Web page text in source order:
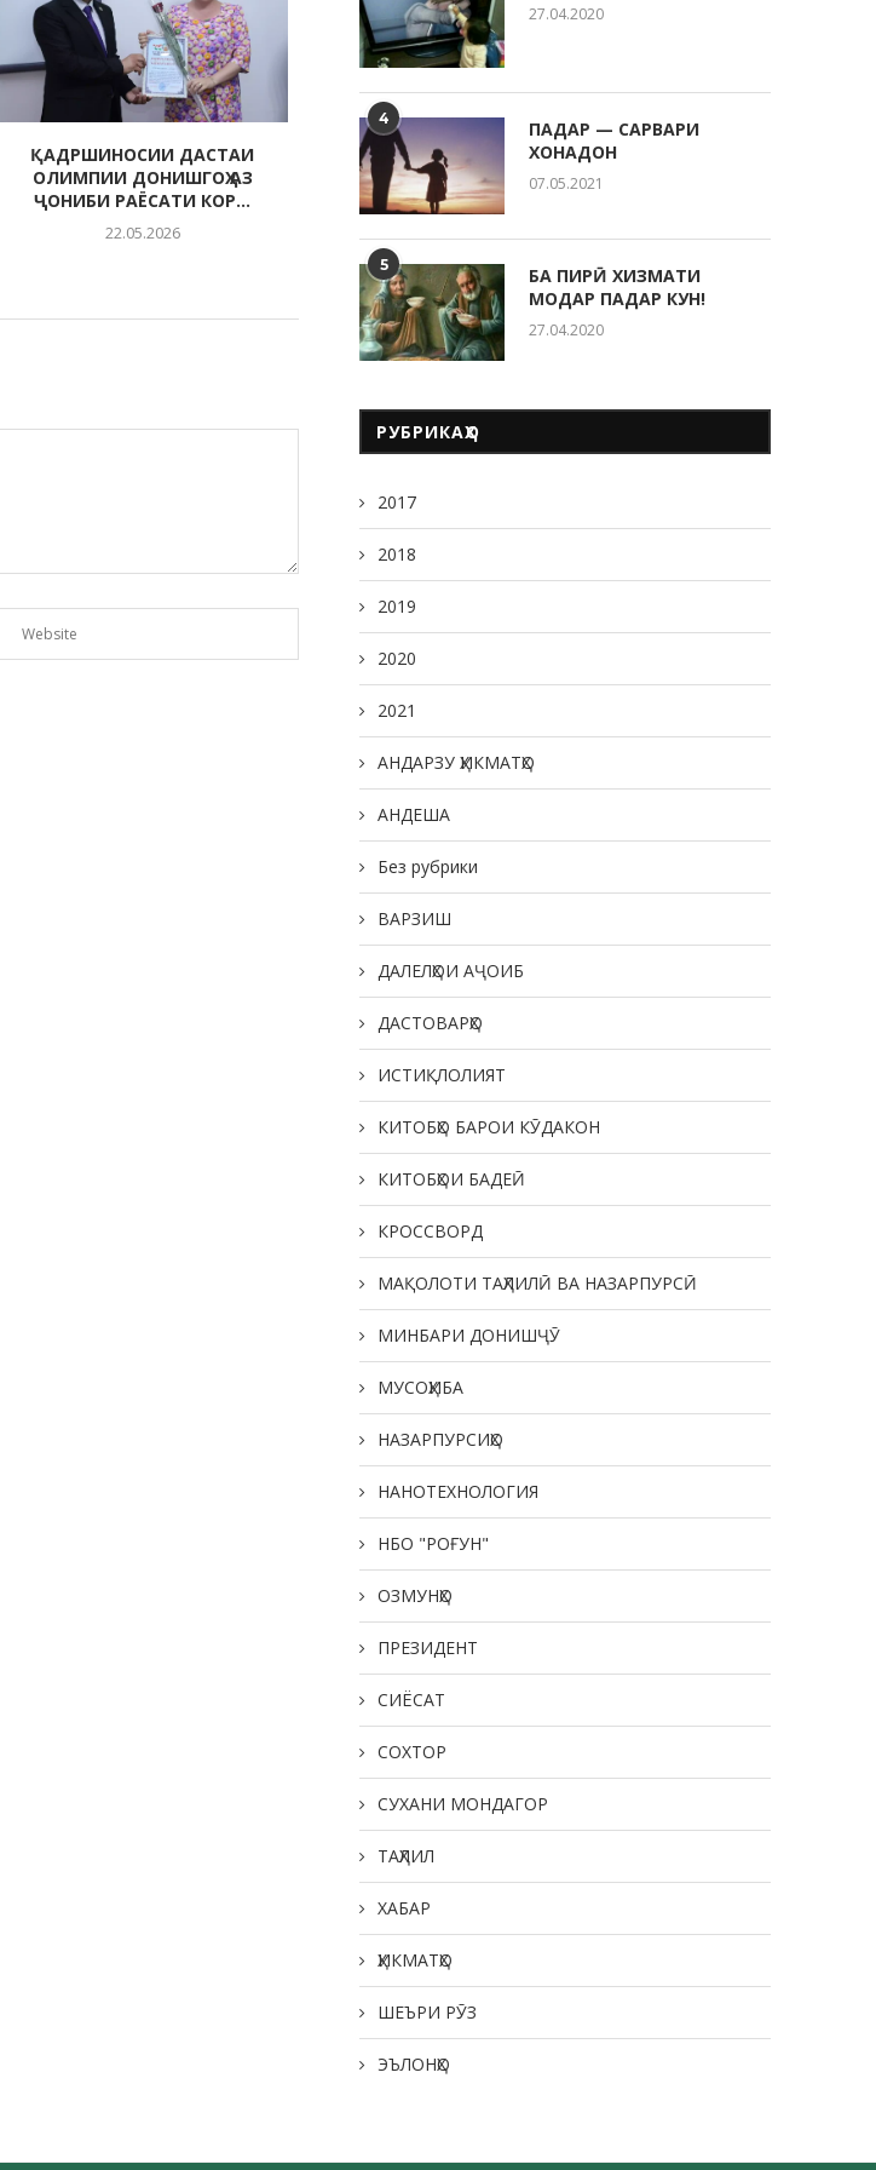
ҚАДРШИНОСИИ ДАСТАИ
ОЛИМПИИ ДОНИШГОҲ АЗ
ҶОНИБИ РАЁСАТИ КОР...
22.05.2026
27.04.2020
4
ПАДАР — САРВАРИ
ХОНАДОН
07.05.2021
5
БА ПИРӢ ХИЗМАТИ
МОДАР ПАДАР КУН!
27.04.2020
РУБРИКАҲО
2017
2018
2019
2020
2021
АНДАРЗУ ҲИКМАТҲО
АНДЕША
Без рубрики
ВАРЗИШ
ДАЛЕЛҲОИ АҶОИБ
ДАСТОВАРҲО
ИСТИҚЛОЛИЯТ
КИТОБҲО БАРОИ КӮДАКОН
КИТОБҲОИ БАДЕӢ
КРОССВОРД
МАҚОЛОТИ ТАҲЛИЛӢ ВА НАЗАРПУРСӢ
МИНБАРИ ДОНИШҶӮ
МУСОҲИБА
НАЗАРПУРСИҲО
НАНОТЕХНОЛОГИЯ
НБО "РОҒУН"
ОЗМУНҲО
ПРЕЗИДЕНТ
СИЁСАТ
СОХТОР
СУХАНИ МОНДАГОР
ТАҲЛИЛ
ХАБАР
ҲИКМАТҲО
ШЕЪРИ РӮЗ
ЭЪЛОНҲО